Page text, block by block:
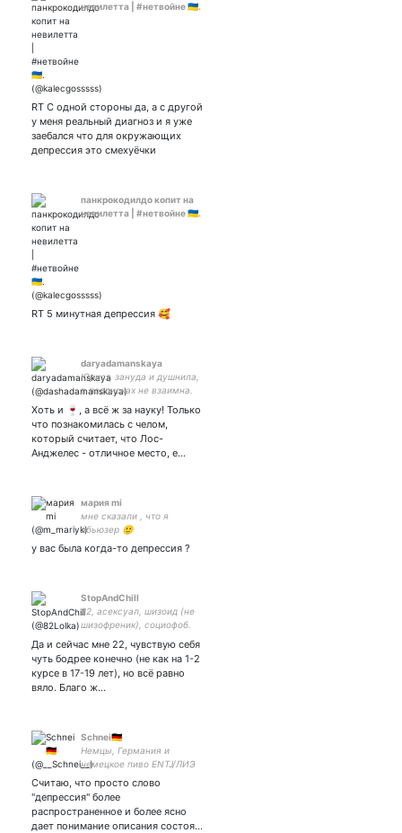
невилетта | #нетвойне 🇺🇦.
RT С одной стороны да, а с другой
у меня реальный диагноз и я уже
заебался что для окружающих
депрессия это смехуёчки
панкрокодилдо копит на
невилетта | #нетвойне 🇺🇦.
RT 5 минутная депрессия 🥰
daryadamanskaya
Юрист, зануда и душнила,
в подписках не взаимна.
Хоть и 🍷, а всё ж за науку! Только
что познакомилась с челом,
который считает, что Лос-
Анджелес - отличное место, е…
мария mi
мне сказали , что я
абьюзер 🙂
у вас была когда-то депрессия ?
StopAndChill
22, асексуал, шизоид (не
шизофреник), социофоб.
потому что люблю тех, кто
взвешенно анализирует
Да и сейчас мне 22, чувствую себя
чуть бодрее конечно (не как на 1-2
курсе в 17-19 лет), но всё равно
вяло. Благо ж…
Schnei🇩🇪
Немцы, Германия и
немецкое пиво ENTJ/ЛИЭ
Oomph und so weiter...|
Meine Liebe ist für immer -
❤️💋
Считаю, что просто слово
"депрессия" более
распространенное и более ясно
дает понимание описания состоя…